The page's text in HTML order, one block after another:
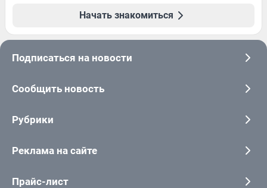
Начать знакомиться
Подписаться на новости
Сообщить новость
Рубрики
Реклама на сайте
Прайс-лист